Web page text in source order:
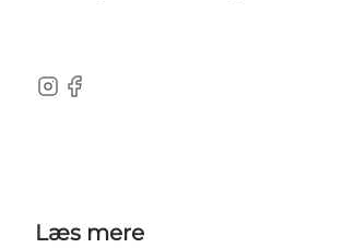
Instagram
Facebook
Læs mere